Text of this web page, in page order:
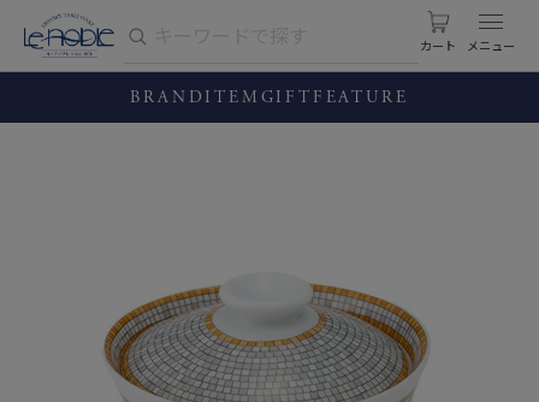
カート
BRANDITEM GIFT FEATURE